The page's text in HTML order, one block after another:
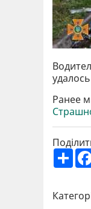
Ранее
П
о
р
и